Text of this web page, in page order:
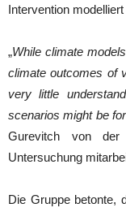
Intervention
„While climate
climate outcomes of
very little
scenarios might be
Gurevitch von
Untersuchung
Die Gruppe betonte,